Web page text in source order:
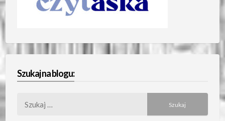
Szukaj na blogu: